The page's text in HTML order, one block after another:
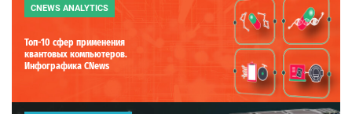
CNEWS ANALYTICS
Топ-10 сфер применения
квантовых компьютеров.
Инфографика CNews